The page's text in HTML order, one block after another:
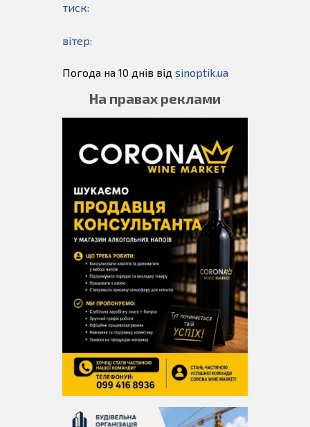
тиск:
вітер:
Погода на 10 днів від sinoptik.ua
На правах реклами